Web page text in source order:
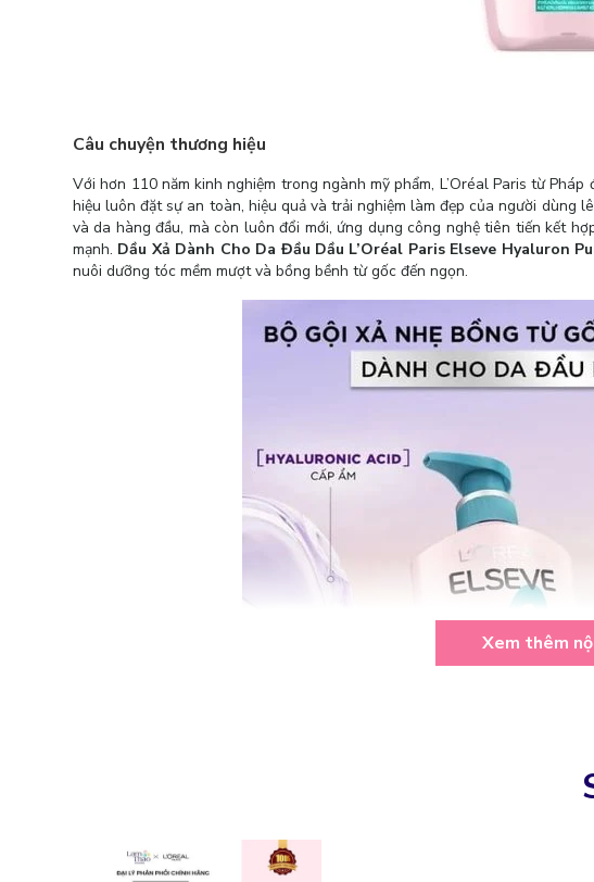
Câu chuyện thương hiệu
Với hơn 110 năm kinh nghiệm trong ngành mỹ phẩm, L’Oréal Paris từ
hiệu luôn đặt sự an toàn, hiệu quả và trải nghiệm làm đẹp của người dùng
và da hàng đầu, mà còn luôn đổi mới, ứng dụng công nghệ tiên tiến kết
mạnh. Dầu Xả Dành Cho Da Đầu Dầu L’Oréal Paris Elseve Hyaluron
nuôi dưỡng tóc mềm mượt và bồng bềnh từ gốc đến ngọn.
Xem thêm